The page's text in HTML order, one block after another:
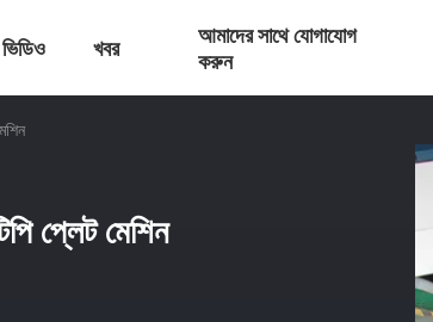
ভিডিও খবর
আমাদের সাথে যোগাযোগ
করুন
প্লেট মেশিন